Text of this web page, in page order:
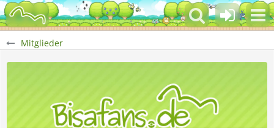
Mitglieder